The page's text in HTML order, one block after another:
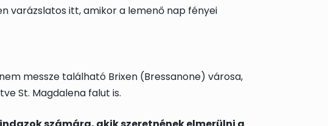
varázslatos itt, amikor a lemenő nap fényei
messze található Brixen (Bressanone) városa,
St. Magdalena falut is.